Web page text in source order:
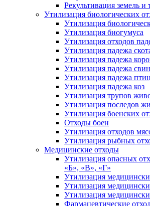
Рекультивация земель и
Утилизация биологических
Утилизация
Утилизация биогумуса
Утилизация отходов
Утилизация падежа
Утилизация падежа
Утилизация падежа
Утилизация падежа
Утилизация падежа коз
Утилизация трупов
Утилизация последов
Утилизация боенских
Отходы боен
Утилизация отходов
Утилизация рыбных
Медицинские отходы
Утилизация опасных
«Б», «В», «Г»
Утилизация
Утилизация
Утилизация
Фармацевтические